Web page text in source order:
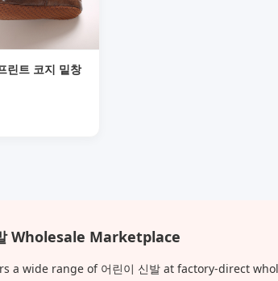
린트 코지 밑창
Wholesale Marketplace
a wide range of 어린이 신발 at factory-direct